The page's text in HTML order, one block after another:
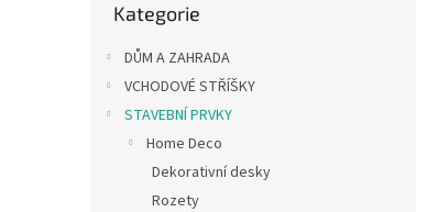
kategorie
Kategorie
DŮM A ZAHRADA
VCHODOVÉ STŘÍŠKY
STAVEBNÍ PRVKY
Home Deco
Dekorativní desky
Rozety